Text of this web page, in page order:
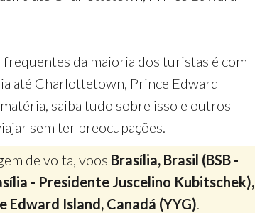
da maioria dos turistas é com
até Charlottetown, Prince Edward
saiba tudo sobre isso e outros
sem ter preocupações.
de volta, voos Brasília, Brasil (BSB -
- Presidente Juscelino Kubitschek),
Island, Canadá (YYG).